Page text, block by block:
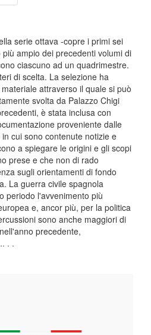
serie ottava -copre i primi sei
ampio dei precedenti volumi di
ciascuno ad un quadrimestre.
di scelta. La selezione ha
attraverso il quale si può
svolta da Palazzo Chigi
è stata inclusa con
proveniente dalle
cui sono contenute notizie e
a spiegare le origini e gli scopi
prese e che non di rado
sugli orientamenti di fondo
La guerra civile spagnola
periodo l'avvenimento più
e, ancor più, per la politica
sono anche maggiori di
precedente,
. . .